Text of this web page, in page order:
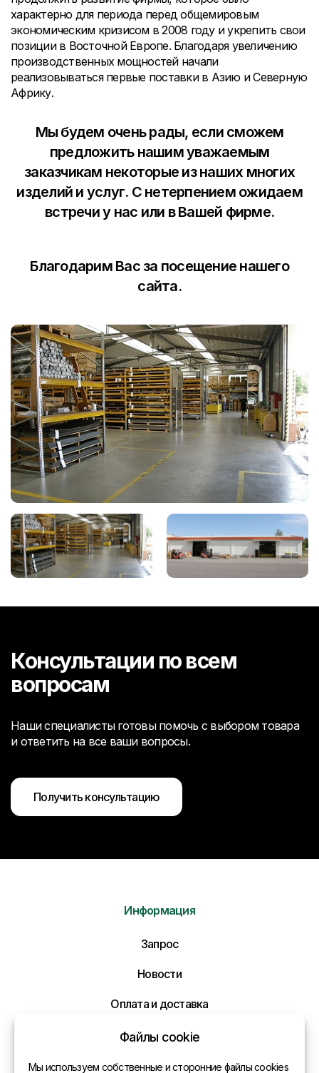
характерно для периода перед общемировым
экономическим кризисом в 2008 году и укрепить свои
позиции в Восточной Европе. Благодаря увеличению
производственных мощностей начали
реализовываться первые поставки в Азию и Северную
Африку.
Мы будем очень рады, если сможем
предложить нашим уважаемым
заказчикам некоторые из наших многих
изделий и услуг. С нетерпением ожидаем
встречи у нас или в Вашей фирме.
Благодарим Вас за посещение нашего
сайта.
Консультации по всем
вопросам
Наши специалисты готовы помочь с выбором товара
и ответить на все ваши вопросы.
Получить консультацию
Информация
Запрос
Новости
Оплата и доставка
Политика конфиденциальности
Контакты
Файлы cookie
Мы используем собственные и сторонние файлы cookies